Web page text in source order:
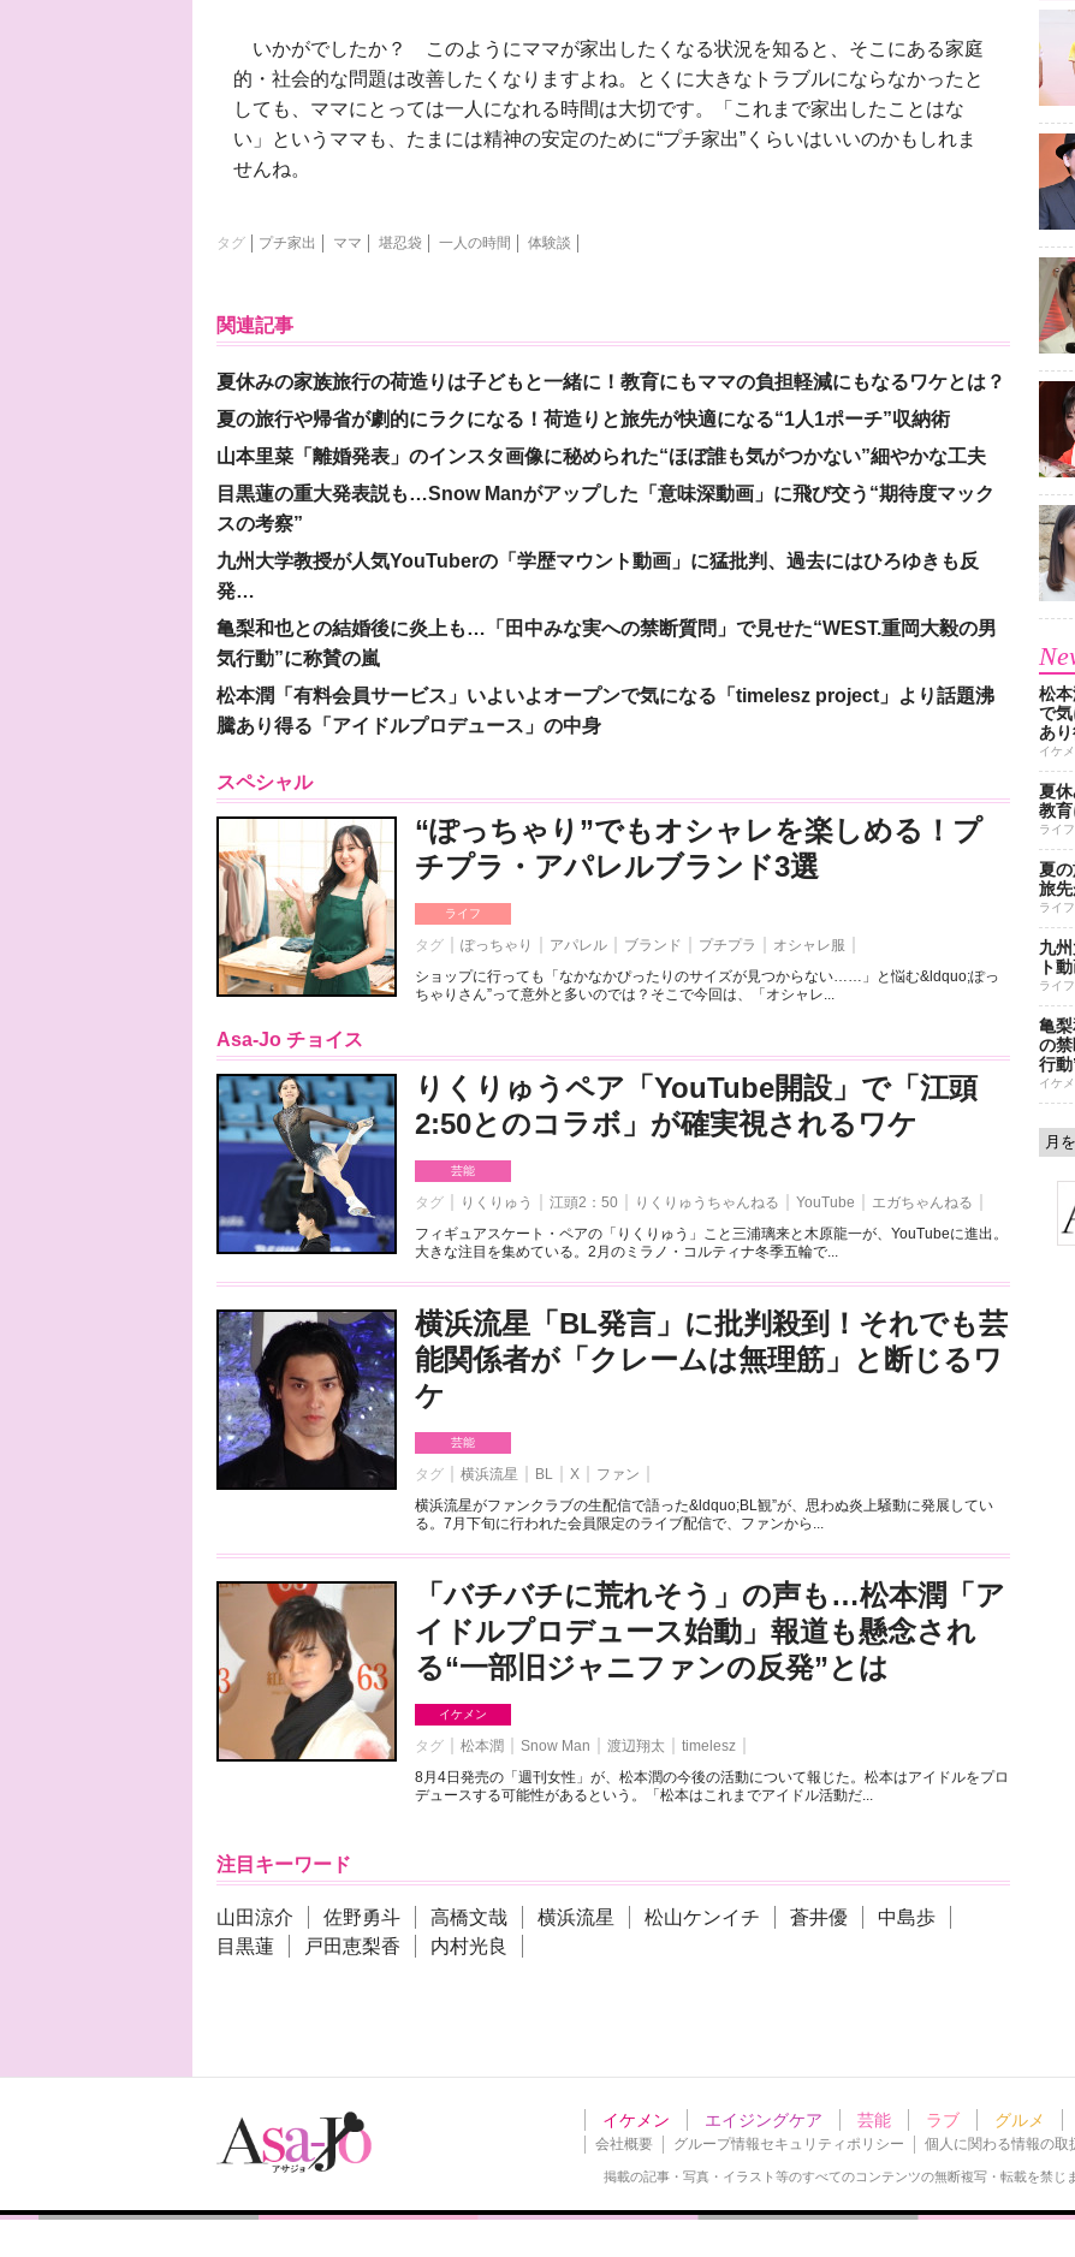
いかがでしたか？ このようにママが家出したくなる状況を知ると、そこにある家庭
的・社会的な問題は改善したくなりますよね。とくに大きなトラブルにならなかったと
しても、ママにとっては一人になれる時間は大切です。「これまで家出したことはな
い」というママも、たまには精神の安定のために“プチ家出”くらいはいいのかもしれま
せんね。
タグ プチ家出 ママ 堪忍袋 一人の時間 体験談
関連記事
夏休みの家族旅行の荷造りは子どもと一緒に！教育にもママの負担軽減にもなるワケとは？
夏の旅行や帰省が劇的にラクになる！荷造りと旅先が快適になる“1人1ポーチ”収納術
山本里菜「離婚発表」のインスタ画像に秘められた“ほぼ誰も気がつかない”細やかな工夫
目黒蓮の重大発表説も…Snow Manがアップした「意味深動画」に飛び交う“期待度マック
スの考察”
九州大学教授が人気YouTuberの「学歴マウント動画」に猛批判、過去にはひろゆきも反
発…
亀梨和也との結婚後に炎上も…「田中みな実への禁断質問」で見せた“WEST.重岡大毅の男
気行動”に称賛の嵐
松本潤「有料会員サービス」いよいよオープンで気になる「timelesz project」より話題沸
騰あり得る「アイドルプロデュース」の中身
スペシャル
“ぽっちゃり”でもオシャレを楽しめる！プ
チプラ・アパレルブランド3選
ライフ
タグ ぽっちゃり アパレル ブランド プチプラ
オシャレ服
ショップに行っても「なかなかぴったりのサイズが見つからない……」と悩む&ldquo;ぽっ
ちゃりさん”って意外と多いのでは？そこで今回は、「オシャレ...
Asa-Jo チョイス
りくりゅうペア「YouTube開設」で「江頭
2:50とのコラボ」が確実視されるワケ
芸能
タグ りくりゅう 江頭2：50 りくりゅうちゃんねる YouTube
エガちゃんねる
フィギュアスケート・ペアの「りくりゅう」こと三浦璃来と木原龍一が、YouTubeに進出。
大きな注目を集めている。2月のミラノ・コルティナ冬季五輪で...
横浜流星「BL発言」に批判殺到！それでも芸
能関係者が「クレームは無理筋」と断じるワ
ケ
芸能
タグ 横浜流星 BL X
ファン
横浜流星がファンクラブの生配信で語った&ldquo;BL観”が、思わぬ炎上騒動に発展してい
る。7月下旬に行われた会員限定のライブ配信で、ファンから...
「バチバチに荒れそう」の声も…松本潤「ア
イドルプロデュース始動」報道も懸念され
る“一部旧ジャニファンの反発”とは
イケメン
タグ 松本潤 Snow Man 渡辺翔太
timelesz
8月4日発売の「週刊女性」が、松本潤の今後の活動について報じた。松本はアイドルをプロ
デュースする可能性があるという。「松本はこれまでアイドル活動だ...
注目キーワード
山田涼介 佐野勇斗 高橋文哉 横浜流星 松山ケンイチ 蒼井優
中島歩
目黒蓮
戸田恵梨香 内村光良
松
で
あ
イケ
夏
教
ライフ
夏
旅
ライフ
九
ト
ライフ
亀
の
行
イケ
イケメン エイジングケア 芸能 ラブ グルメ
会社概要 グループ情報セキュリティポリシー 個人に関わる情報の取
掲載の記事・写真・イラスト等のすべてのコンテンツの無断複写・転載を禁じ